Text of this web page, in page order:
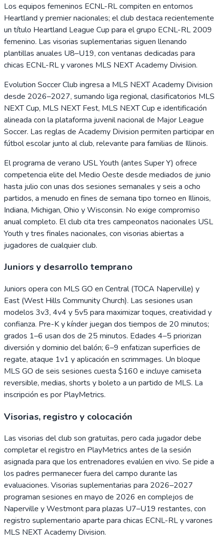
Los equipos femeninos ECNL-RL compiten en entornos
Heartland y premier nacionales; el club destaca recientemente
un título Heartland League Cup para el grupo ECNL-RL 2009
femenino. Las visorias suplementarias siguen llenando
plantillas anuales U8–U19, con ventanas dedicadas para
chicas ECNL-RL y varones MLS NEXT Academy Division.
Evolution Soccer Club ingresa a MLS NEXT Academy Division
desde 2026–2027, sumando liga regional, clasificatorios MLS
NEXT Cup, MLS NEXT Fest, MLS NEXT Cup e identificación
alineada con la plataforma juvenil nacional de Major League
Soccer. Las reglas de Academy Division permiten participar en
fútbol escolar junto al club, relevante para familias de Illinois.
El programa de verano USL Youth (antes Super Y) ofrece
competencia elite del Medio Oeste desde mediados de junio
hasta julio con unas dos sesiones semanales y seis a ocho
partidos, a menudo en fines de semana tipo torneo en Illinois,
Indiana, Michigan, Ohio y Wisconsin. No exige compromiso
anual completo. El club cita tres campeonatos nacionales USL
Youth y tres finales nacionales, con visorias abiertas a
jugadores de cualquier club.
Juniors y desarrollo temprano
Juniors opera con MLS GO en Central (TOCA Naperville) y
East (West Hills Community Church). Las sesiones usan
modelos 3v3, 4v4 y 5v5 para maximizar toques, creatividad y
confianza. Pre-K y kínder juegan dos tiempos de 20 minutos;
grados 1–6 usan dos de 25 minutos. Edades 4–5 priorizan
diversión y dominio del balón; 6–9 enfatizan superficies de
regate, ataque 1v1 y aplicación en scrimmages. Un bloque
MLS GO de seis sesiones cuesta $160 e incluye camiseta
reversible, medias, shorts y boleto a un partido de MLS. La
inscripción es por PlayMetrics.
Visorias, registro y colocación
Las visorias del club son gratuitas, pero cada jugador debe
completar el registro en PlayMetrics antes de la sesión
asignada para que los entrenadores evalúen en vivo. Se pide a
los padres permanecer fuera del campo durante las
evaluaciones. Visorias suplementarias para 2026–2027
programan sesiones en mayo de 2026 en complejos de
Naperville y Westmont para plazas U7–U19 restantes, con
registro suplementario aparte para chicas ECNL-RL y varones
MLS NEXT Academy Division.